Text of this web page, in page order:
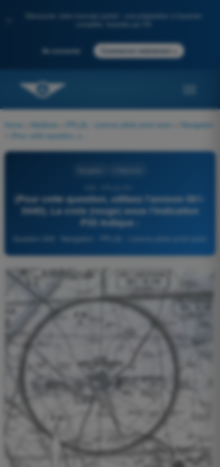
Découvrez notre nouveau portail : une préparation à l'examen
Se connecter Commencer maintenant
Home Matières PPL(A) - Licence pilote privé avion
Navigation
(Pour cette question, utilisez l'annexe 061-
3440). La croix (rouge) sous l'indication
P35 indique :
Question 659 - Navigation - PPL(A) - Licence pilote privé avion